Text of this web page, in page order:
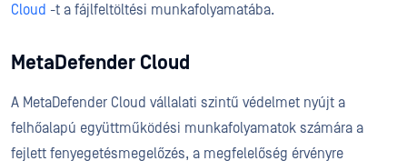
Cloud -t a fájlfeltöltési munkafolyamatába.
MetaDefender Cloud
A MetaDefender Cloud vállalati szintű védelmet nyújt a
felhőalapú együttműködési munkafolyamatok számára a
fejlett fenyegetésmegelőzés, a megfelelőség érvényre